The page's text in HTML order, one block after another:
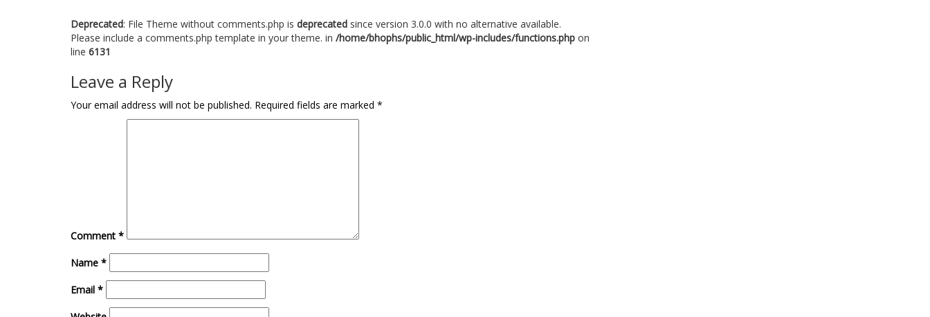
Deprecated: File Theme without comments.php is deprecated since version 3.0.0 with no alternative available.
Please include a comments.php template in your theme. in /home/bhophs/public_html/wp-includes/functions.php on
line 6131
Leave a Reply
Your email address will not be published. Required fields are marked *
Comment *
Name *
Email *